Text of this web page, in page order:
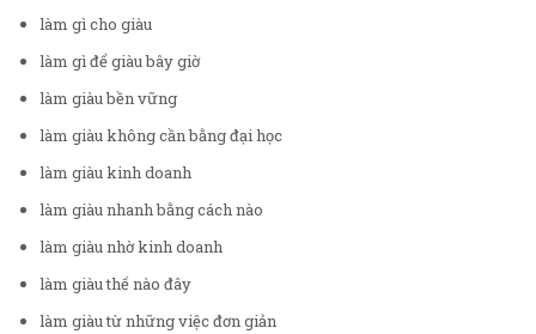
làm gì cho giàu
làm gì để giàu bây giờ
làm giàu bền vững
làm giàu không cần bằng đại học
làm giàu kinh doanh
làm giàu nhanh bằng cách nào
làm giàu nhờ kinh doanh
làm giàu thế nào đây
làm giàu từ những việc đơn giản